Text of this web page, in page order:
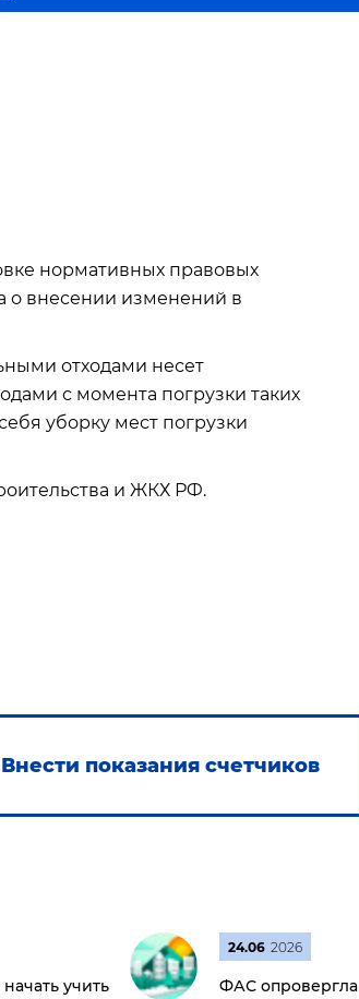
нормативных правовых
о внесении изменений в
отходами несет
с момента погрузки таких
уборку мест погрузки
и ЖКХ РФ.
Внести показания счетчиков
учить
24.06 2026
ФАС опровергла